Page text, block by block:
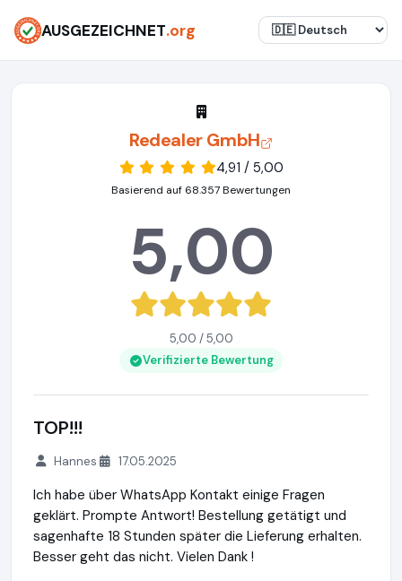
AUSGEZEICHNET.org
Redealer GmbH
4,91 / 5,00
Basierend auf 68.357 Bewertungen
5,00
5,00 / 5,00
Verifizierte Bewertung
TOP!!!
Hannes 17.05.2025
Ich habe über WhatsApp Kontakt einige Fragen
geklärt. Prompte Antwort! Bestellung getätigt und
sagenhafte 18 Stunden später die Lieferung erhalten.
Besser geht das nicht. Vielen Dank !